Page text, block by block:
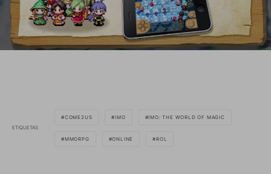
ETIQUETAS
COME2US IMO IMO: THE WORLD OF MAGIC
MMORPG ONLINE ROL